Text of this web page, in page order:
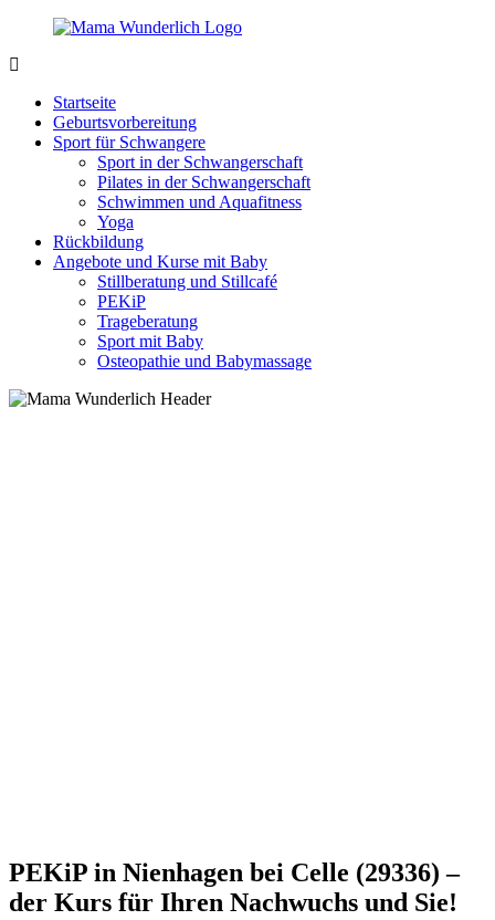
Zurück
Inhalt
sein
wunderbar!
Startseite
Geburtsvorbereitung
Sport für Schwangere
Sport in der Schwangerschaft
Pilates in der Schwangerschaft
Schwimmen und Aquafitness
Yoga
Rückbildung
Angebote und Kurse mit Baby
Stillberatung und Stillcafé
PEKiP
Trageberatung
Sport mit Baby
Osteopathie und Babymassage
PEKiP in Nienhagen bei Celle (29336) –
der Kurs für Ihren Nachwuchs und Sie!